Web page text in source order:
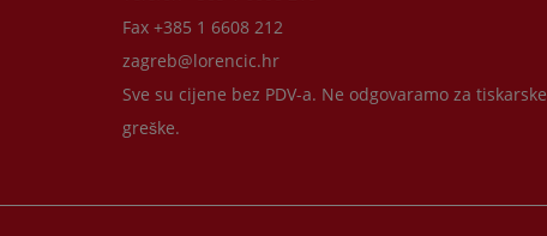
Fax +385 1 6608 212
zagreb@lorencic.hr
Sve su cijene bez PDV-a. Ne odgovaramo za tiskarske
greške.